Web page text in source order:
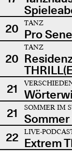
20
TANZ
Pro
20
TANZ
21
21
SOMMER IM
Sommer
22
LIVE-
Extrem